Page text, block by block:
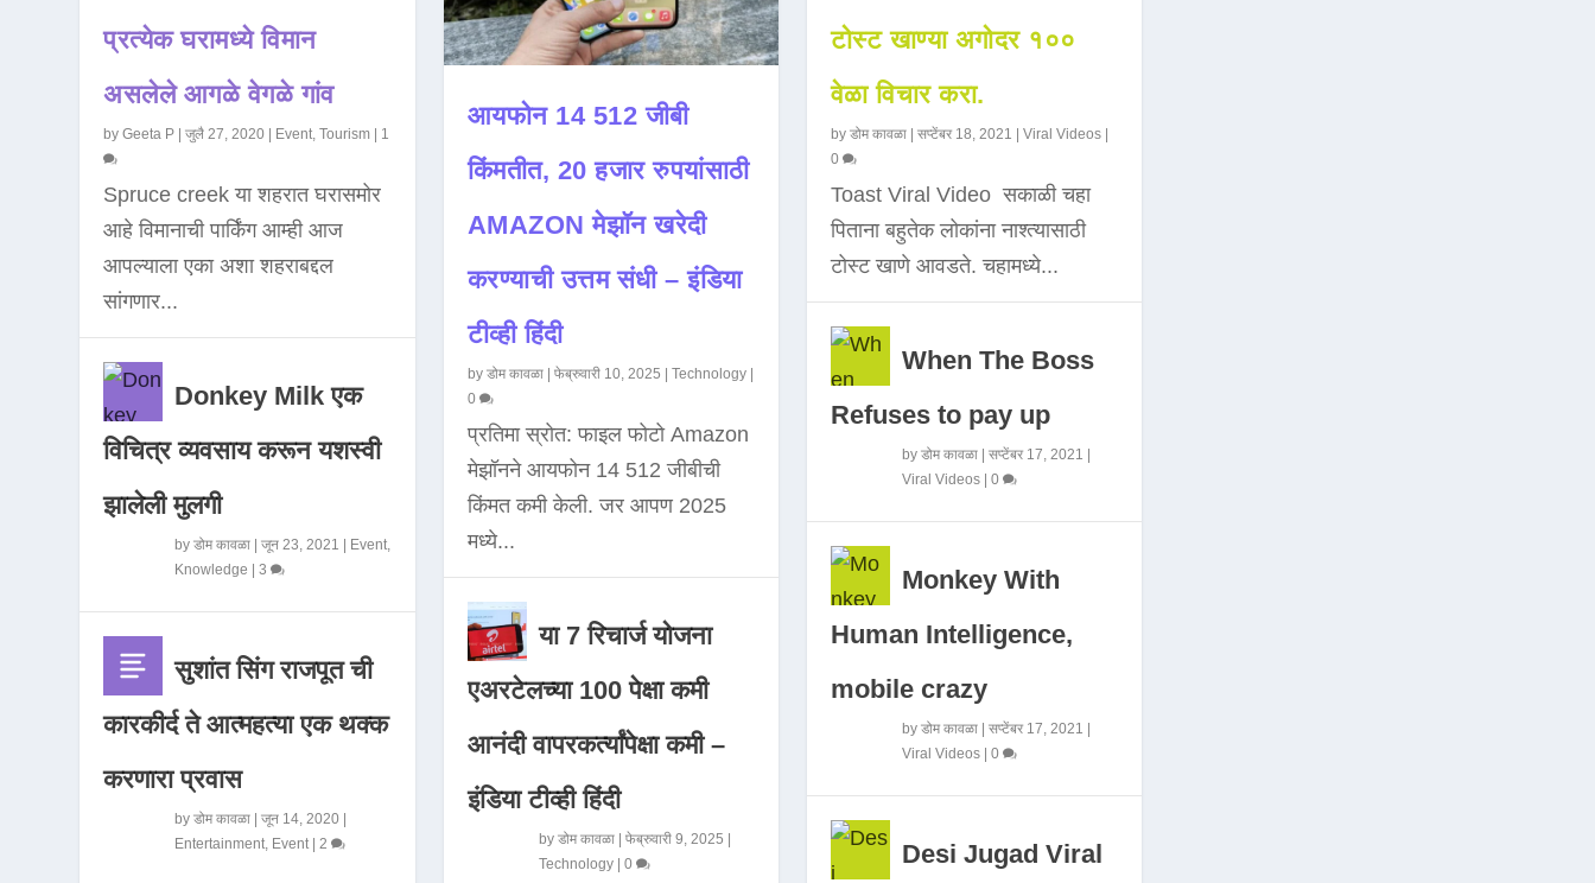
प्रत्येक घरामध्ये विमान
असलेले आगळे वेगळे गांव
byGeeta P |जुलै 27, 2020 Event,Tourism 1
Spruce creek या शहरात घरासमोर
आहे विमानाची पार्किंग आम्ही आज
आपल्याला एका अशा शहराबद्दल
सांगणार...
Donkey Milk एक
विचित्र व्यवसाय करून यशस्वी
झालेली मुलगी
byडोम कावळा |जून 23, 2021 Event,
Knowledge |3
सुशांत सिंग राजपूत ची
कारकीर्द ते आत्महत्या एक थक्क
करणारा प्रवास
byडोम कावळा |जून 14, 2020
Entertainment, Event|2
आयफोन 14 512 जीबी
किंमतीत, 20 हजार रुपयांसाठी
AMAZON मेझॉन खरेदी
करण्याची उत्तम संधी – इंडिया
टीव्ही हिंदी
by डोम कावळा| फेब्रुवारी 10, 2025 | Technology|
0
प्रतिमा स्रोत: फाइल फोटो Amazon
मेझॉनने आयफोन 14 512 जीबीची
किंमत कमी केली. जर आपण 2025
मध्ये...
या 7 रिचार्ज योजना
एअरटेलच्या 100 पेक्षा कमी
आनंदी वापरकर्त्यांपेक्षा कमी –
इंडिया टीव्ही हिंदी
by डोम कावळा| फेब्रुवारी 9, 2025 |
Technology| 0
टोस्ट खाण्या अगोदर १००
वेळा विचार करा.
by डोम कावळा| सप्टेंबर 18, 2021 Viral Videos|
0
Toast Viral Video सकाळी चहा
पिताना बहुतेक लोकांना नाश्त्यासाठी
टोस्ट खाणे आवडते. चहामध्ये...
When The Boss
Refuses to pay up
by डोम कावळा| सप्टेंबर 17, 2021
Viral Videos| 0
Monkey With
Human Intelligence,
mobile crazy
by डोम कावळा| सप्टेंबर 17, 2021
Viral Videos| 0
Desi Jugad Viral